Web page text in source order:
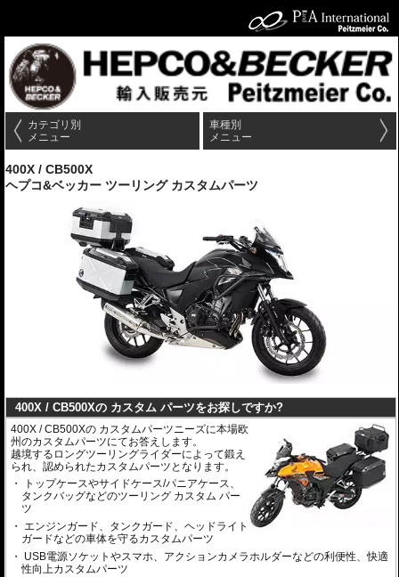
カテゴリ別
メニュー
車種別
メニュー
400X / CB500X
ヘプコ&ベッカー ツーリング カスタムパーツ
400X / CB500Xの カスタム パーツをお探しですか?
400X / CB500Xの カスタムパーツニーズに本場欧
州のカスタムパーツにてお答えします。
越境するロングツーリングライダーによって鍛え
られ、認められたカスタムパーツとなります。
トップケースやサイドケース/パニアケース、
タンクバッグなどのツーリング カスタム パー
ツ
エンジンガード、タンクガード、ヘッドライト
ガードなどの車体を守るカスタムパーツ
USB電源ソケットやスマホ、アクションカメラホルダーなどの利便性、快適
性向上カスタムパーツ